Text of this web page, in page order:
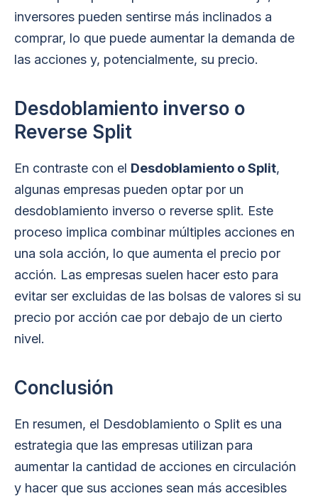
inversores pueden sentirse más inclinados a
comprar, lo que puede aumentar la demanda de
las acciones y, potencialmente, su precio.
Desdoblamiento inverso o
Reverse Split
En contraste con el Desdoblamiento o Split,
algunas empresas pueden optar por un
desdoblamiento inverso o reverse split. Este
proceso implica combinar múltiples acciones en
una sola acción, lo que aumenta el precio por
acción. Las empresas suelen hacer esto para
evitar ser excluidas de las bolsas de valores si su
precio por acción cae por debajo de un cierto
nivel.
Conclusión
En resumen, el Desdoblamiento o Split es una
estrategia que las empresas utilizan para
aumentar la cantidad de acciones en circulación
y hacer que sus acciones sean más accesibles